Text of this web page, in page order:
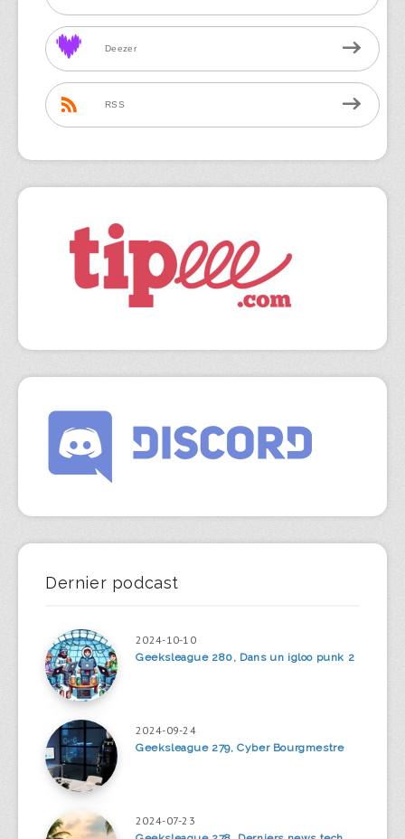
Deezer
RSS
Dernier podcast
2024-10-10
Geeksleague 280, Dans un igloo punk 2
2024-09-24
Geeksleague 279, Cyber Bourgmestre
2024-07-23